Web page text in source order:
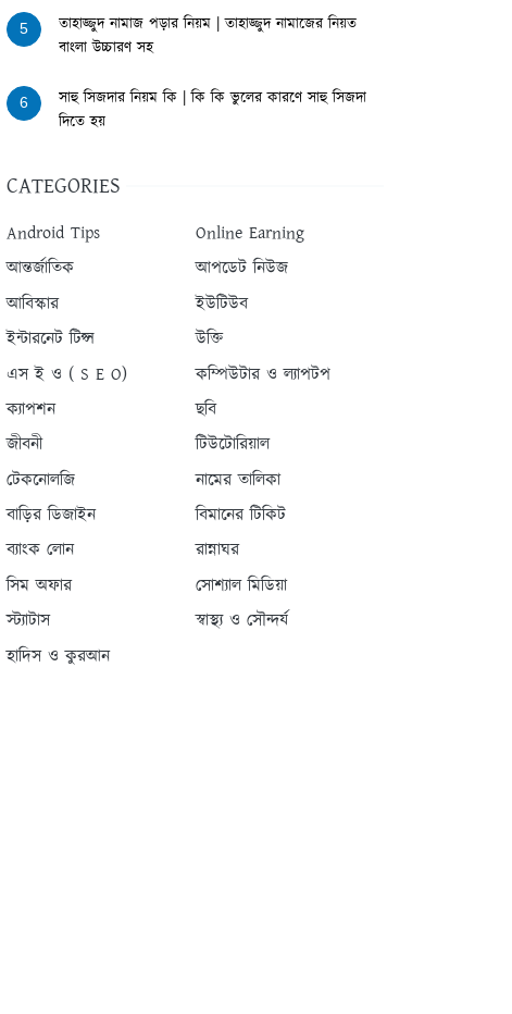
5
তাহাজ্জুদ নামাজ পড়ার নিয়ম | তাহাজ্জুদ নামাজের নিয়ত
বাংলা উচ্চারণ সহ
6
সাহু সিজদার নিয়ম কি | কি কি ভুলের কারণে সাহু সিজদা
দিতে হয়
CATEGORIES
Android Tips
Online Earning
আন্তর্জাতিক
আপডেট নিউজ
আবিস্কার
ইউটিউব
ইন্টারনেট টিপ্স
উক্তি
এস ই ও ( S E O)
কম্পিউটার ও ল্যাপটপ
ক্যাপশন
ছবি
জীবনী
টিউটোরিয়াল
টেকনোলজি
নামের তালিকা
বাড়ির ডিজাইন
বিমানের টিকিট
ব্যাংক লোন
রান্নাঘর
সিম অফার
সোশ্যাল মিডিয়া
স্ট্যাটাস
স্বাস্থ্য ও সৌন্দর্য
হাদিস ও কুরআন